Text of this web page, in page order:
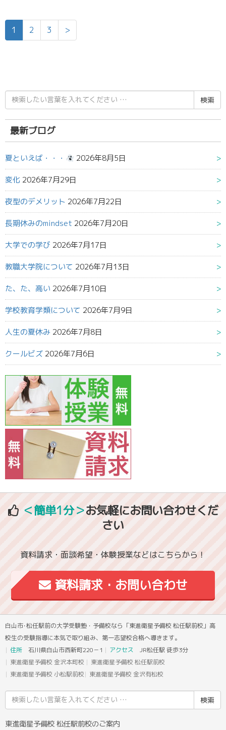
1 2 3 >
検
索
結
果:
最新ブログ
夏といえば・・・ 2026年8月5日
変化 2026年7月29日
夜型のデメリット 2026年7月22日
長期休みのmindset 2026年7月20日
大学での学び 2026年7月17日
教職大学院について 2026年7月13日
た、た、高い 2026年7月10日
学校教育学類について 2026年7月9日
人生の夏休み 2026年7月8日
クールビズ 2026年7月6日
＜簡単1分＞お気軽にお問い合わせくだ
さい
資料請求・面談希望・体験授業などはこちらから！
資料請求・お問い合わせ
白山市･松任駅前の大学受験塾・予備校なら「東進衛星予備校 松任駅前校」高
校生の受験指導に本気で取り組み、第一志望校合格へ導きます。
住所 石川県白山市西新町220－1 アクセス JR松任駅 徒歩3分
東進衛星予備校 金沢本町校
東進衛星予備校 松任駅前校
東進衛星予備校 小松駅前校
東進衛星予備校 金沢有松校
索
結
東進衛星予備校 松任駅前校のご案内